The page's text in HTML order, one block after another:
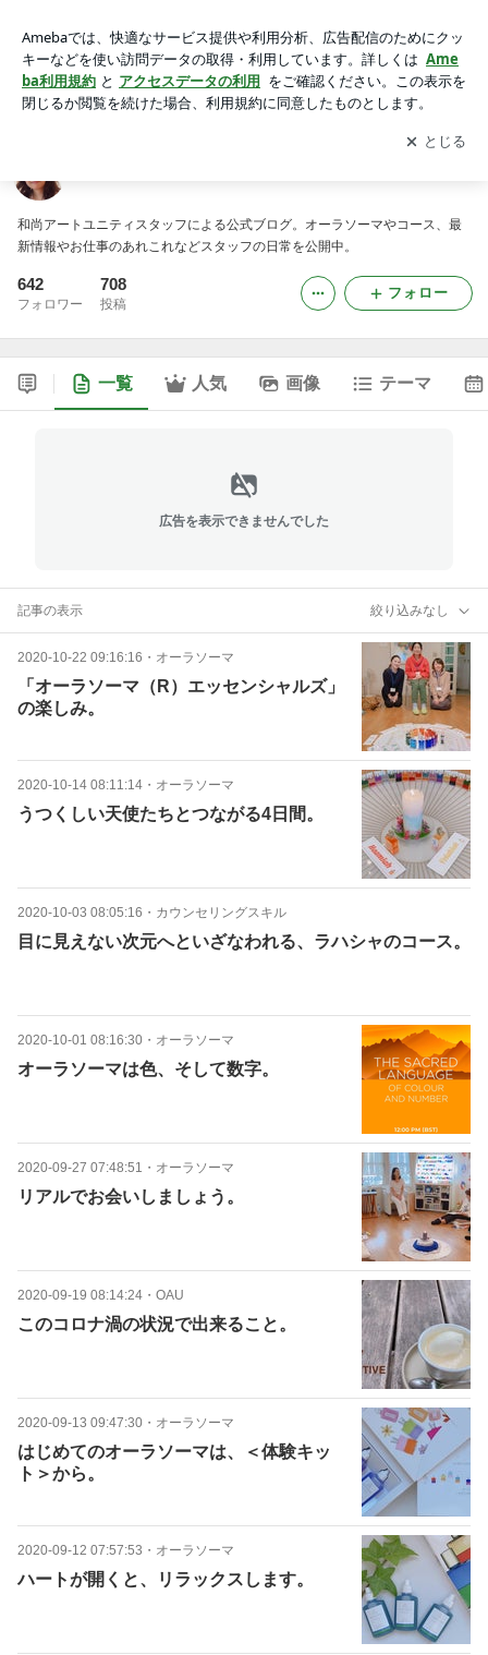
アプリをダウンロードして ブログの更新通知
を受け取りまし
ょう。
開く
和尚アートユニティスタッフによる公式ブログ。オーラソーマやコース、最
新情報やお仕事のあれこれなどスタッフの日常を公開中。
642
フォロワー
708
投稿
フォロー
一覧 人気 画像 テーマ
広告を表示できませんでした
記事の表示 絞り込みなし
2020-10-22 09:16:16 ・ オーラソーマ
「オーラソーマ（R）エッセンシャルズ」
の楽しみ。
2020-10-14 08:11:14 ・ オーラソーマ
うつくしい天使たちとつながる4日間。
2020-10-03 08:05:16 ・ カウンセリングスキル
目に見えない次元へといざなわれる、ラハシャのコース。
2020-10-01 08:16:30 ・ オーラソーマ
オーラソーマは色、そして数字。
2020-09-27 07:48:51 ・ オーラソーマ
リアルでお会いしましょう。
2020-09-19 08:14:24 ・ OAU
このコロナ渦の状況で出来ること。
2020-09-13 09:47:30 ・ オーラソーマ
はじめてのオーラソーマは、＜体験キッ
ト＞から。
2020-09-12 07:57:53 ・ オーラソーマ
ハートが開くと、リラックスします。